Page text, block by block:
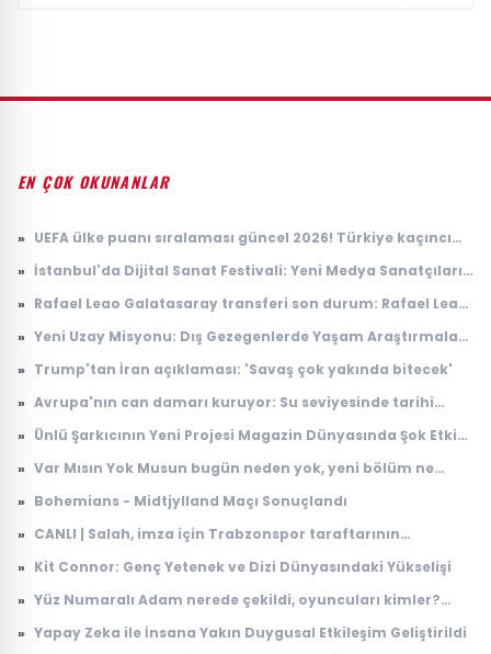
EN ÇOK OKUNANLAR
» UEFA ülke puanı sıralaması güncel 2026! Türkiye kaçıncı
» İstanbul'da Dijital Sanat Festivali: Yeni Medya Sanatçıları
» Rafael Leao Galatasaray transferi son durum: Rafael Leao
» Yeni Uzay Misyonu: Dış Gezegenlerde Yaşam Araştırmaları
» Trump'tan İran açıklaması: 'Savaş çok yakında bitecek'
» Avrupa'nın can damarı kuruyor: Su seviyesinde tarihi
» Ünlü Şarkıcının Yeni Projesi Magazin Dünyasında Şok Etkisi
» Var Mısın Yok Musun bugün neden yok, yeni bölüm ne
» Bohemians - Midtjylland Maçı Sonuçlandı
» CANLI | Salah, imza için Trabzonspor taraftarının
» Kit Connor: Genç Yetenek ve Dizi Dünyasındaki Yükselişi
» Yüz Numaralı Adam nerede çekildi, oyuncuları kimler?
zaman çekildi?
» Yapay Zeka ile İnsana Yakın Duygusal Etkileşim Geliştirildi